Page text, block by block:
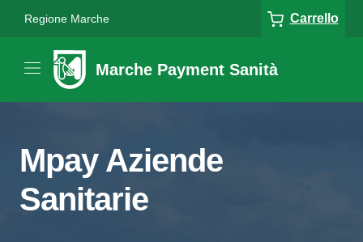
Regione Marche Carrello
Marche Payment Sanità
Mpay Aziende
Sanitarie